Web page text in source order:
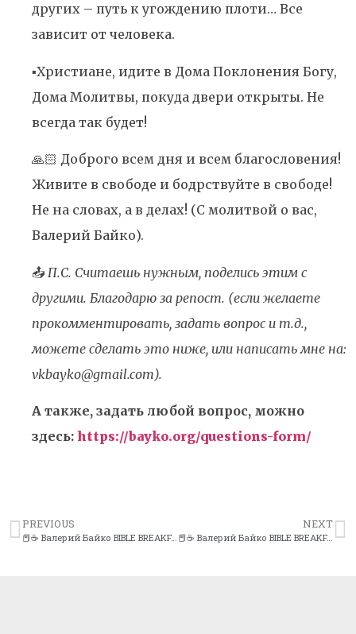
других – путь к угождению плоти… Все
зависит от человека.
▪️Христиане, идите в Дома Поклонения Богу,
Дома Молитвы, покуда двери открыты. Не
всегда так будет!
🙏🏻 Доброго всем дня и всем благословения!
Живите в свободе и бодрствуйте в свободе!
Не на словах, а в делах! (С молитвой о вас,
Валерий Байко).
📤 П.С. Считаешь нужным, поделись этим с
другими. Благодарю за репост. (если желаете
прокомментировать, задать вопрос и т.д.,
можете сделать это ниже, или написать мне на:
vkbayko@gmail.com).
А также, задать любой вопрос, можно
здесь: https://bayko.org/questions-form/
PREVIOUS
📕☕️ Валерий Байко BIBLE BREAKFAST (#466) 07/03/20 “Не хватай пса за уши…”
NEXT
📕☕️ Валерий Байко BIBLE BREAKFAST (#468) 07/05/20 “Пребывай в служении…”